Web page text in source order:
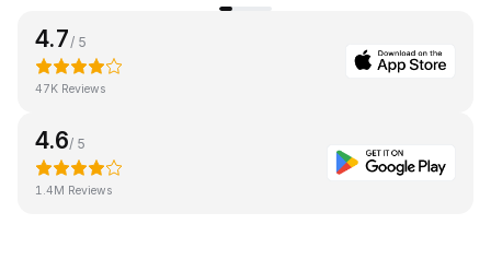
4.7 / 5
47K Reviews
4.6/ 5
1.4M Reviews